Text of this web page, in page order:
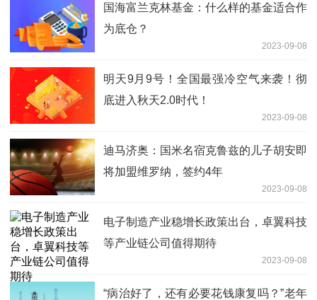
国海富兰克林基金：什么样的基金适合作
为底仓？
2023-09-08
明天9月9号！全国最强冷空气来袭！彻
底进入秋天2.0时代！
2023-09-08
迪马济奥：国米名宿克鲁兹的儿子胡安即
将加盟维罗纳，签约4年
2023-09-08
电子制造产业稳增长政策出台，卓翼科技
等产业链公司值得期待
2023-09-08
“病治好了，还有必要花钱康复吗？”老年